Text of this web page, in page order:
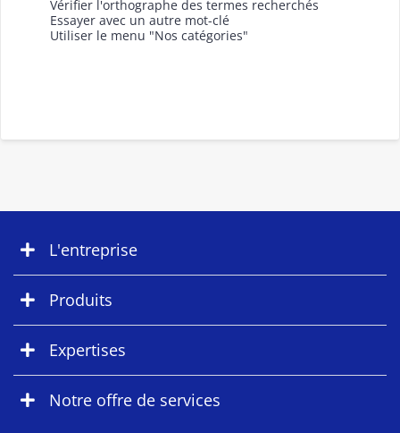
Vérifier l'orthographe des termes recherchés
Essayer avec un autre mot-clé
Utiliser le menu "Nos catégories"
L'entreprise
Produits
Expertises
Notre offre de services